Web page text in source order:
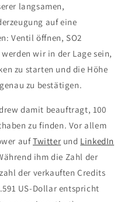
langsamen,
auf eine
Ventil öffnen, SO2
wir in der Lage sein,
zu starten und die Höhe
zu bestätigen.
damit beauftragt, 100
zu finden. Vor allem
aufTwitter und LinkedIn
ihm die Zahl der
der verkauften Credits
US-Dollar entspricht